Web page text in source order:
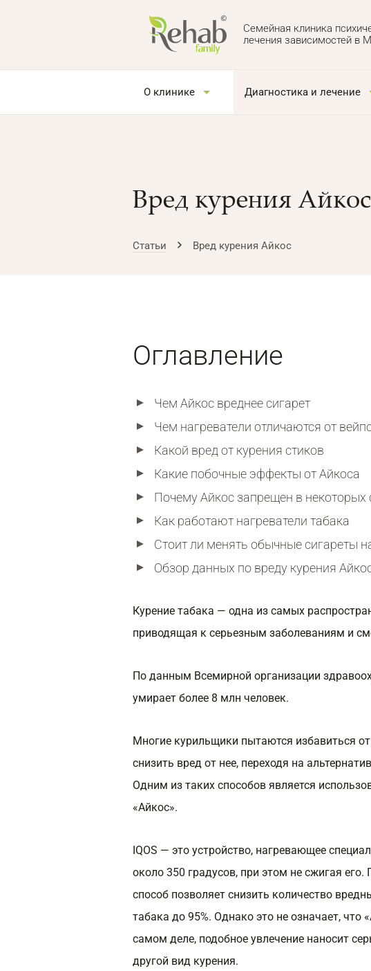
Семейная клиника
лечения зависимостей в
О клинике Диагностика и лечение
Вред курения Айкос
Статьи Вред курения Айкос
Оглавление
Чем Айкос вреднее сигарет
Чем нагреватели отличаются от
Какой вред от курения стиков
Какие побочные эффекты от Айкоса
Почему Айкос запрещен в некоторых
Как работают нагреватели табака
Стоит ли менять обычные сигареты
Обзор данных по вреду курения
Курение табака — одна из самых
приводящая к серьезным заболеваниям и
По данным Всемирной организации
умирает более 8 млн человек.
Многие курильщики пытаются избавиться
снизить вред от нее, переходя на
Одним из таких способов является
«Айкос».
IQOS — это устройство, нагревающее
около 350 градусов, при этом не сжигая
способ позволяет снизить количество
табака до 95%. Однако это не означает, что
самом деле, подобное увлечение наносит
другой вид курения.